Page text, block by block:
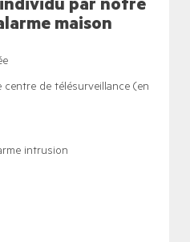
par notre
maison
de télésurveillance (en
intrusion